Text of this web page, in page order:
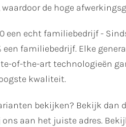
de hoge
een echt familiebedrijf -
een familiebedrijf. Elke
of-the-art technologieën
kwaliteit.
bekijken? Bekijk dan
aan het juiste adres.